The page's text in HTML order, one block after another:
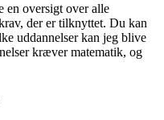
en oversigt over alle
der er tilknyttet. Du kan
uddannelser kan jeg blive
kræver matematik, og